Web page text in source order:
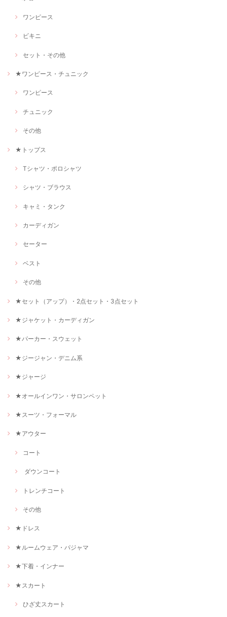
ワンピース
ビキニ
セット・その他
★ワンピース・チュニック
ワンピース
チュニック
その他
★トップス
Tシャツ・ポロシャツ
シャツ・ブラウス
キャミ・タンク
カーディガン
セーター
ベスト
その他
★セット（アップ）・2点セット・3点セット
★ジャケット・カーディガン
★パーカー・スウェット
★ジージャン・デニム系
★ジャージ
★オールインワン・サロンペット
★スーツ・フォーマル
★アウター
コート
ダウンコート
トレンチコート
その他
★ドレス
★ルームウェア・パジャマ
★下着・インナー
★スカート
ひざ丈スカート